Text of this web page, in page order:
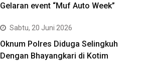
Gelaran event “Muf Auto Week”
Sabtu, 20 Juni 2026
Oknum Polres Diduga Selingkuh
Dengan Bhayangkari di Kotim